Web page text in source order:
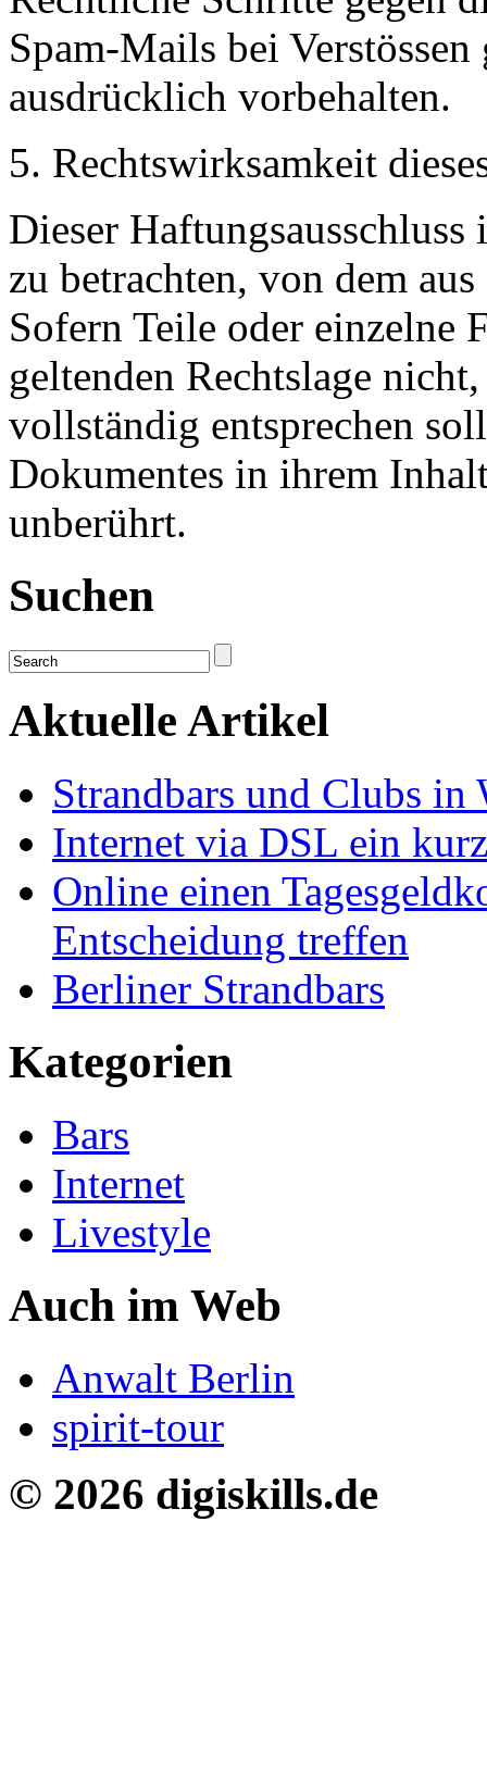
Spam-Mails bei
ausdrücklich vorbehalten.
5. Rechtswirksamkeit
Dieser Haftungsausschluss
zu betrachten, von dem
Sofern Teile oder einzelne
geltenden Rechtslage
vollständig entsprechen
Dokumentes in ihrem
unberührt.
Suchen
Aktuelle Artikel
Strandbars und Clubs in
Internet via DSL ein
Online einen
Entscheidung treffen
Berliner Strandbars
Kategorien
Bars
Internet
Livestyle
Auch im Web
Anwalt Berlin
spirit-tour
© 2026 digiskills.de